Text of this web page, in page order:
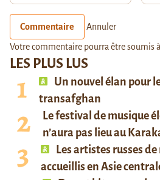
LES PLUS LUS
Un nouvel élan pour
transafghan
Le festival de musique
n’aura pas lieu au
Les artistes russes
accueillis en Asie
Commentaire Annuler
Votre commentaire pourra être soumis